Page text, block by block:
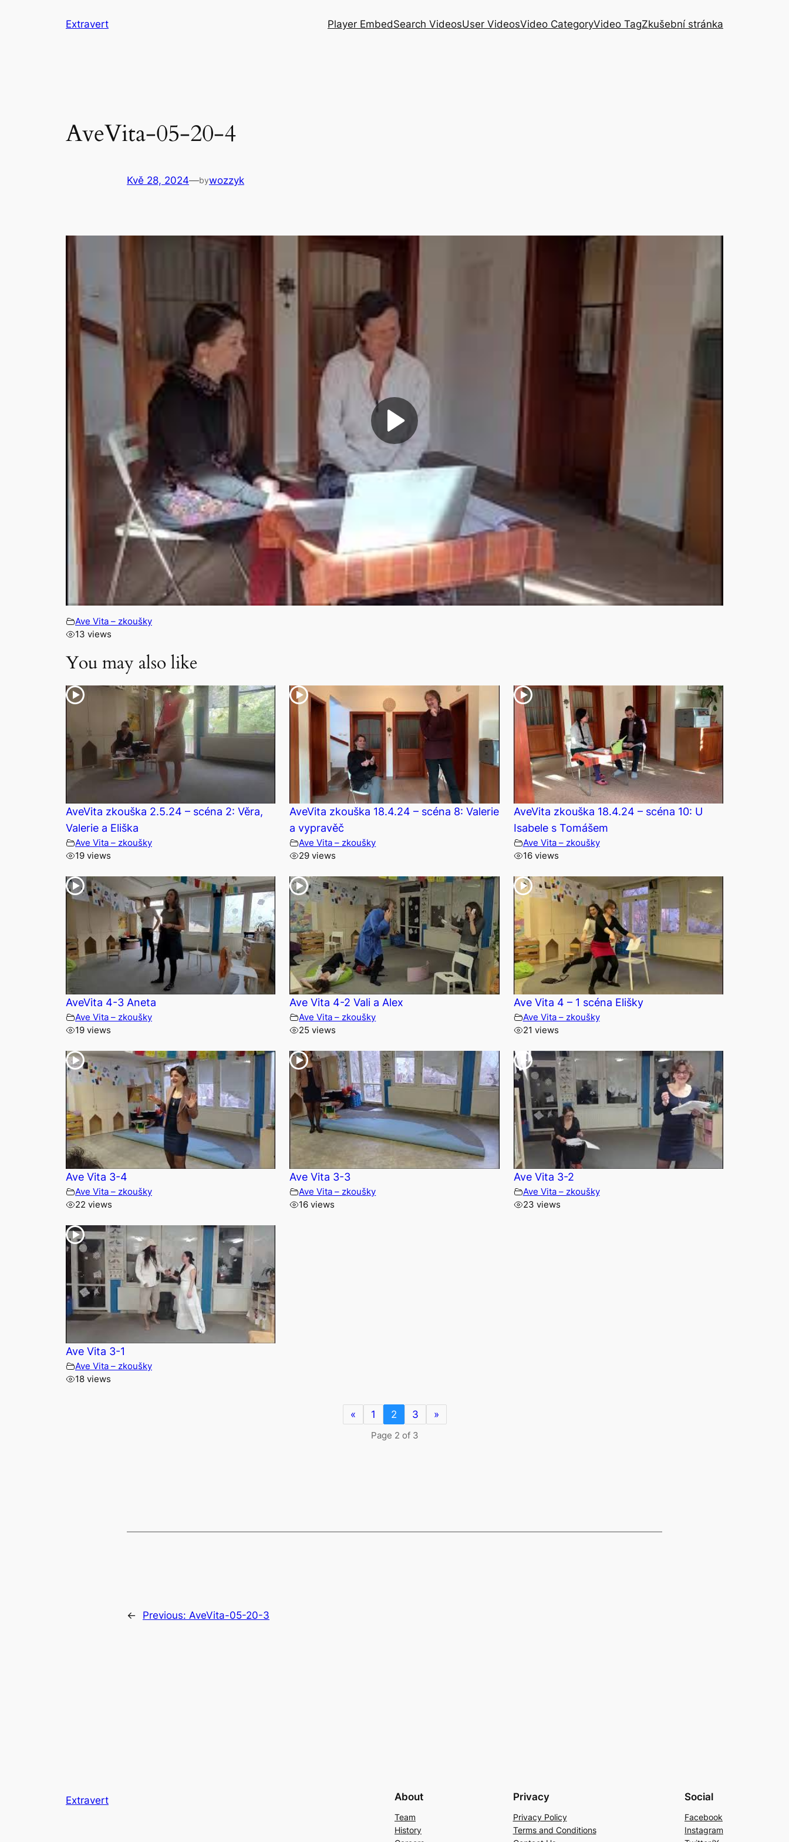
Extravert Player EmbedSearch VideosUser VideosVideo CategoryVideo TagZkušební stránka
AveVita-05-20-4
Kvě 28, 2024—bywozzyk
Ave Vita – zkoušky
13 views
You may also like
AveVita zkouška 2.5.24 – scéna 2: Věra,
Valerie a Eliška
Ave Vita – zkoušky
19 views
AveVita zkouška 18.4.24 – scéna 8: Valerie
a vypravěč
Ave Vita – zkoušky
29 views
AveVita zkouška 18.4.24 – scéna 10: U
Isabele s Tomášem
Ave Vita – zkoušky
16 views
AveVita 4-3 Aneta
Ave Vita – zkoušky
19 views
Ave Vita 4-2 Vali a Alex
Ave Vita – zkoušky
25 views
Ave Vita 4 – 1 scéna Elišky
Ave Vita – zkoušky
21 views
Ave Vita 3-4
Ave Vita – zkoušky
22 views
Ave Vita 3-3
Ave Vita – zkoušky
16 views
Ave Vita 3-2
Ave Vita – zkoušky
23 views
Ave Vita 3-1
Ave Vita – zkoušky
18 views
« 1 2 3 »
Page 2 of 3
← Previous: AveVita-05-20-3
Extravert About
Team
History
Privacy
Privacy Policy
Terms and Conditions
Social
Facebook
Instagram